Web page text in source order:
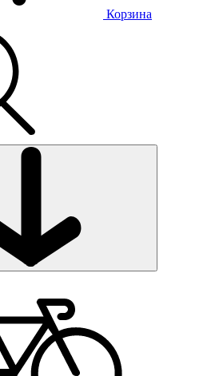
Корзина